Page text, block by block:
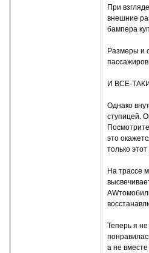
При
внешние
бампера
Размеры и
И ВСЕ-
Однако
ступицей.
это
только
На трассе
Теперь я
а не